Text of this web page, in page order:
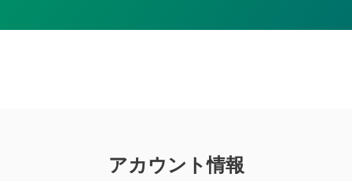
アカウント情報